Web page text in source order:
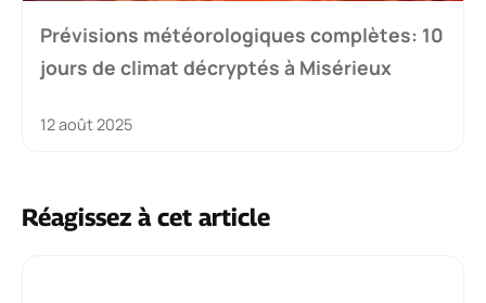
Prévisions météorologiques complètes: 10
jours de climat décryptés à Misérieux
12 août 2025
Réagissez à cet article